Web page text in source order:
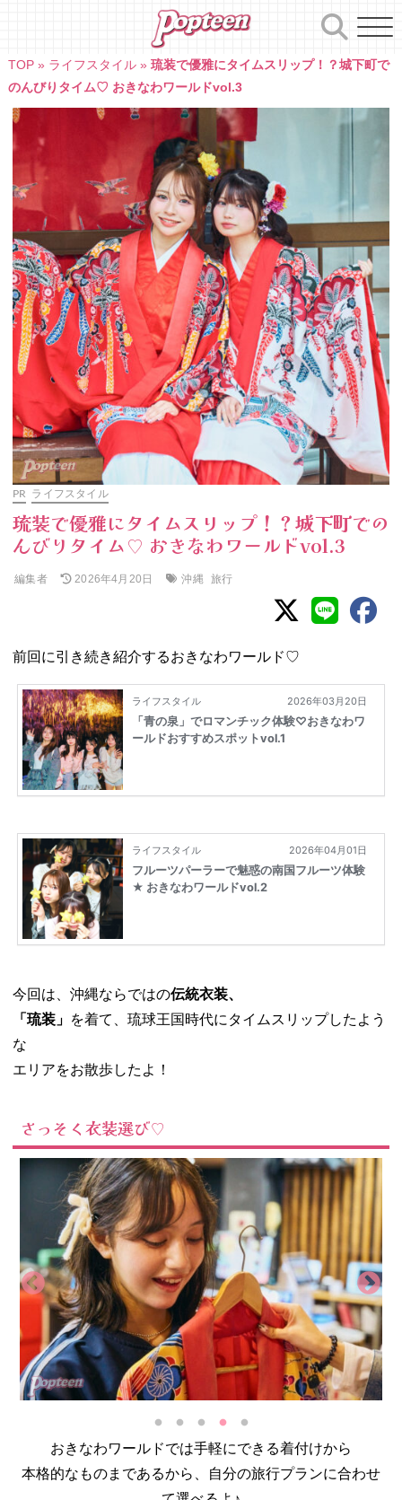
TOP» ライフスタイル» 琉装で優雅にタイムスリップ！？城下町で
のんびりタイム♡ おきなわワールドvol.3
PR ライフスタイル
琉装で優雅にタイムスリップ！？城下町での
んびりタイム♡ おきなわワールドvol.3
編集者 2026年4月20日 沖縄 旅行
前回に引き続き紹介するおきなわワールド♡
今回は、沖縄ならではの伝統衣装、
「琉装」 を着て、琉球王国時代にタイムスリップしたよう
な
エリアをお散歩したよ！
さっそく衣装選び♡
おきなわワールドでは手軽にできる着付けから
本格的なものまであるから、自分の旅行プランに合わせ